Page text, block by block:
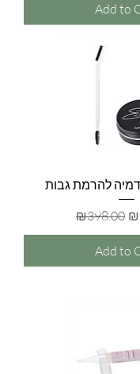
Add to
Regular
₪398.00
Add to